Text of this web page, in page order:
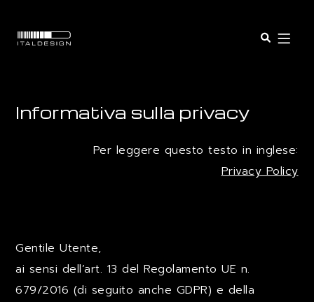
SECTORS
INSIGHTS
COMPANY
Open
Informativa sulla privacy
Per leggere questo testo in inglese:
Privacy Policy
Gentile Utente,
ai sensi dell’art. 13 del Regolamento UE n.
679/2016 (di seguito anche GDPR) e della